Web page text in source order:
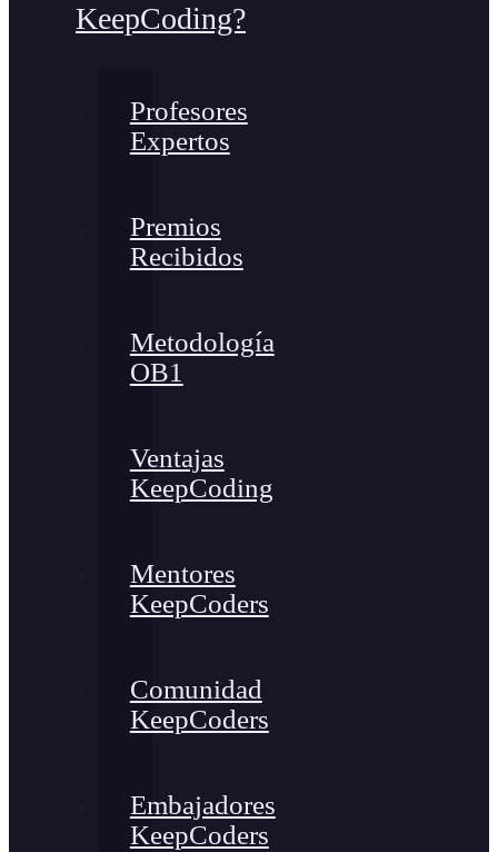
KeepCoding?
Profesores
Expertos
Premios
Recibidos
Metodología
OB1
Ventajas
KeepCoding
Mentores
KeepCoders
Comunidad
KeepCoders
Embajadores
KeepCoders